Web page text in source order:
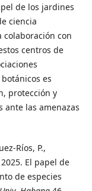
de los jardines
ciencia
con
centros de
es
protección y
ante las amenazas
Ríos, P.,
2025. El papel de
de especies